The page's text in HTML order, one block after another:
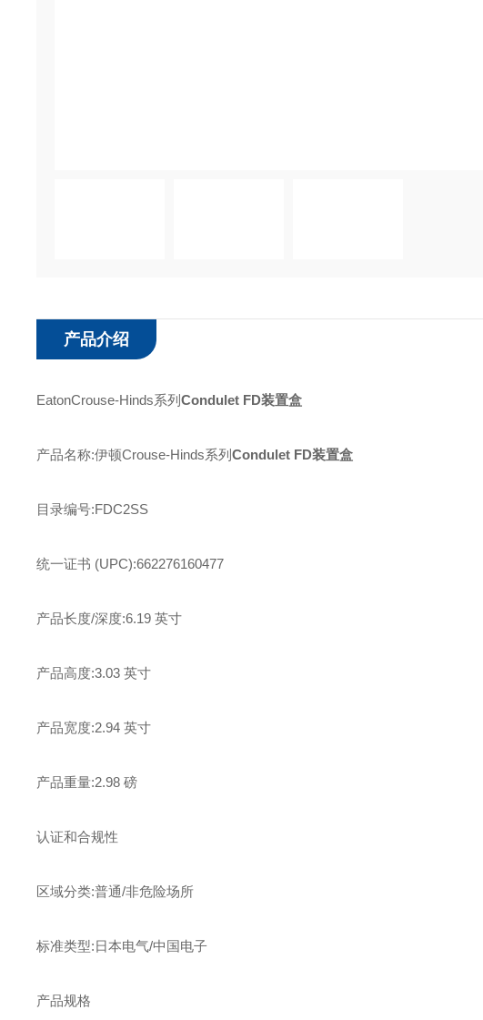
产品介绍
EatonCrouse-Hinds系列 Condulet FD装置盒
产品名称:伊顿Crouse-Hinds系列 Condulet FD装置盒
目录编号:FDC2SS
统一证书 (UPC):662276160477
产品长度/深度:6.19 英寸
产品高度:3.03 英寸
产品宽度:2.94 英寸
产品重量:2.98 磅
认证和合规性
区域分类:普通/非危险场所
标准类型:日本电气/中国电子
产品规格